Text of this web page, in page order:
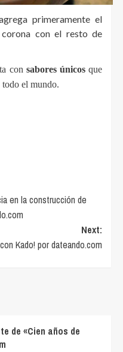
primeramente el
con el resto de
con sabores únicos que
el mundo.
en la construcción de
Next:
Kado! por dateando.com
de «Cien años de